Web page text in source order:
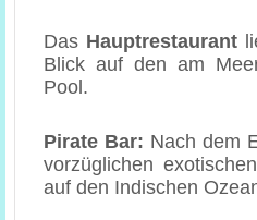
Das Hauptrestaurant
Blick auf den am
Pool.
Pirate Bar: Nach dem
vorzüglichen
auf den Indischen